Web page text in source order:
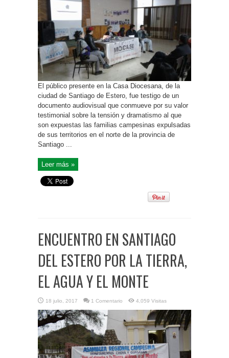
El público presente en la Casa Diocesana, de la
ciudad de Santiago de Estero, fue testigo de un
documento audiovisual que conmueve por su valor
testimonial sobre la tensión y dramatismo al que
son expuestas las familias campesinas expulsadas
de sus territorios en el norte de la provincia de
Santiago ...
Leer más »
ENCUENTRO EN SANTIAGO
DEL ESTERO POR LA TIERRA,
EL AGUA Y EL MONTE
18 julio, 2017 1 Comentario 4,059 Visitas